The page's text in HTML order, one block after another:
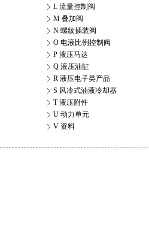
L 流量控制阀
M 叠加阀
N 螺纹插装阀
O 电液比例控制阀
P 液压马达
Q 液压油缸
R 液压电子类产品
S 风冷式油液冷却器
T 液压附件
U 动力单元
V 资料